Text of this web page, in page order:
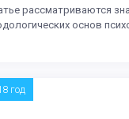
рассматриваются
основ
год